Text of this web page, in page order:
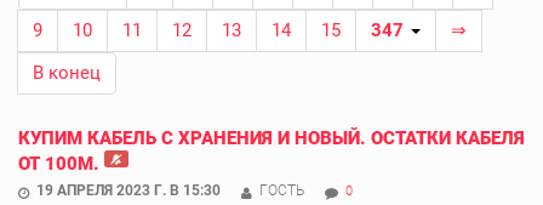
9
10 11 12 13 14 15 347
⇒
В конец
КУПИМ КАБЕЛЬ С ХРАНЕНИЯ И НОВЫЙ. ОСТАТКИ КАБЕЛЯ
ОТ 100М.
19 АПРЕЛЯ 2023 Г. В 15:30 ГОСТЬ 0